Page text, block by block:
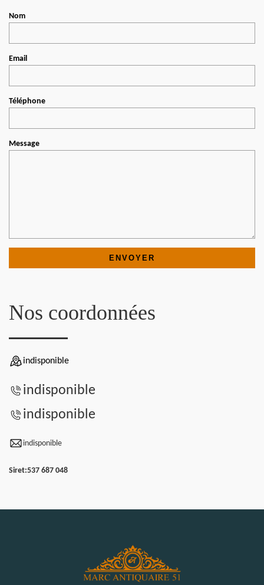
Nom
Email
Téléphone
Message
Nos coordonnées
indisponible
indisponible
indisponible
indisponible
Siret:537 687 048